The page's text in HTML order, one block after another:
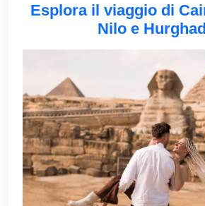
Esplora il viaggio di
Nilo e